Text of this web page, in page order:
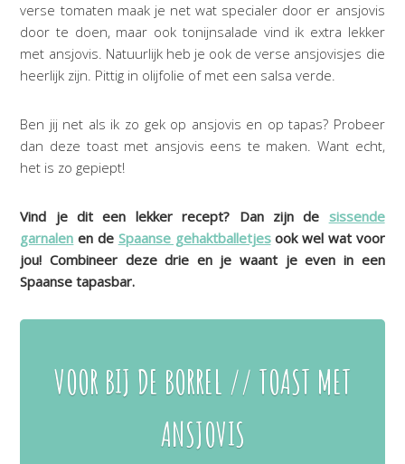
verse tomaten maak je net wat specialer door er ansjovis
door te doen, maar ook tonijnsalade vind ik extra lekker
met ansjovis. Natuurlijk heb je ook de verse ansjovisjes die
heerlijk zijn. Pittig in olijfolie of met een salsa verde.
Ben jij net als ik zo gek op ansjovis en op tapas? Probeer
dan deze toast met ansjovis eens te maken. Want echt,
het is zo gepiept!
Vind je dit een lekker recept? Dan zijn de sissende
garnalen en de Spaanse gehaktballetjesook wel wat voor
jou! Combineer deze drie en je waant je even in een
Spaanse tapasbar.
VOOR BIJ DE BORREL // TOAST MET
ANSJOVIS